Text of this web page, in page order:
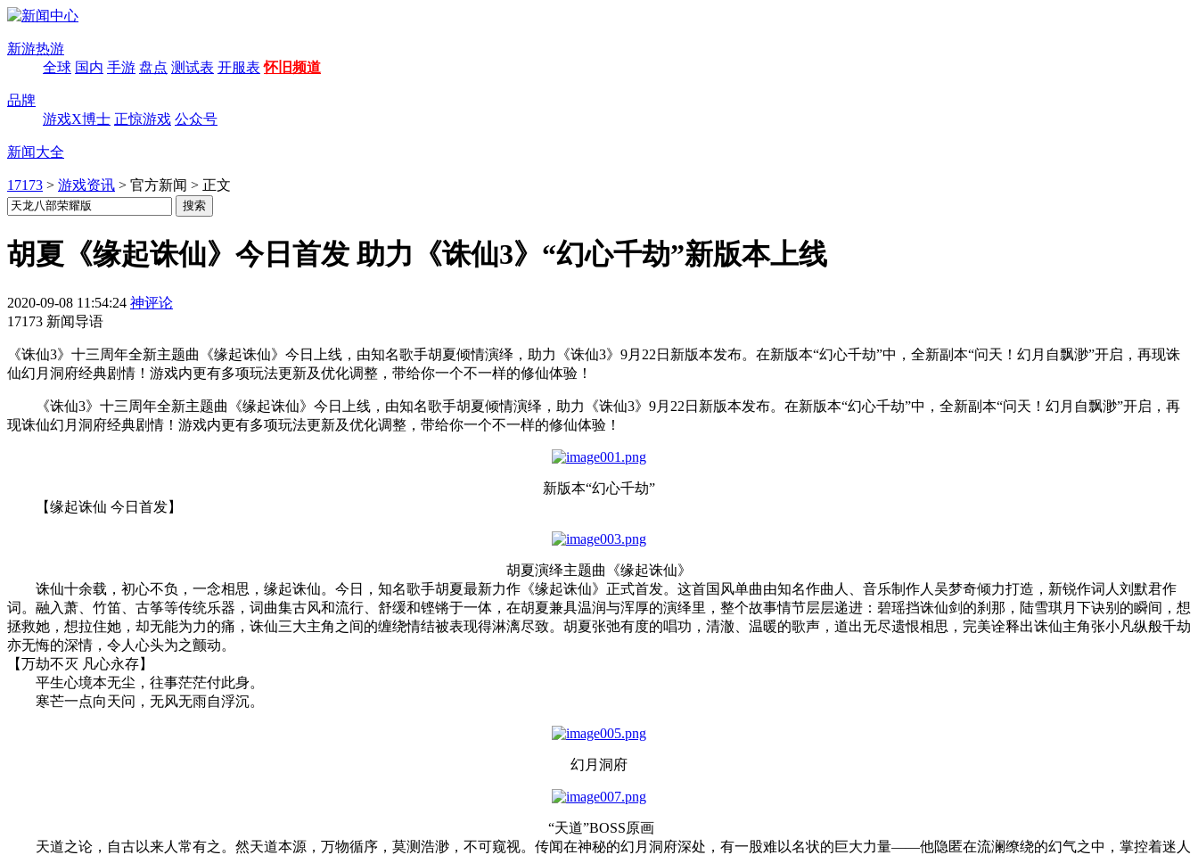
新游热游
全球 国内 手游 盘点 测试表 开服表 怀旧频道
品牌
游戏X博士 正惊游戏 公众号
新闻大全
17173 > 游戏资讯 > 官方新闻 > 正文
胡夏《缘起诛仙》今日首发 助力《诛仙3》“幻心千劫”新版本上线
2020-09-08 11:54:24 神评论
17173 新闻导语
《诛仙3》十三周年全新主题曲《缘起诛仙》今日上线，由知名歌手胡夏倾情演绎，助力《诛仙3》9月22日新版本发布。在新版本“幻心千劫”中，全新副本“问天！幻月自飘渺”开启，再现诛
仙幻月洞府经典剧情！游戏内更有多项玩法更新及优化调整，带给你一个不一样的修仙体验！
《诛仙3》十三周年全新主题曲《缘起诛仙》今日上线，由知名歌手胡夏倾情演绎，助力《诛仙3》9月22日新版本发布。在新版本“幻心千劫”中，全新副本“问天！幻月自飘渺”开启，再
现诛仙幻月洞府经典剧情！游戏内更有多项玩法更新及优化调整，带给你一个不一样的修仙体验！
新版本“幻心千劫”
【缘起诛仙 今日首发】
胡夏演绎主题曲《缘起诛仙》
诛仙十余载，初心不负，一念相思，缘起诛仙。今日，知名歌手胡夏最新力作《缘起诛仙》正式首发。这首国风单曲由知名作曲人、音乐制作人吴梦奇倾力打造，新锐作词人刘默君作
词。融入萧、竹笛、古筝等传统乐器，词曲集古风和流行、舒缓和铿锵于一体，在胡夏兼具温润与浑厚的演绎里，整个故事情节层层递进：碧瑶挡诛仙剑的刹那，陆雪琪月下诀别的瞬间，想
拯救她，想拉住她，却无能为力的痛，诛仙三大主角之间的缠绕情结被表现得淋漓尽致。胡夏张弛有度的唱功，清澈、温暖的歌声，道出无尽遗恨相思，完美诠释出诛仙主角张小凡纵般千劫
亦无悔的深情，令人心头为之颤动。
【万劫不灭 凡心永存】
平生心境本无尘，往事茫茫付此身。
寒芒一点向天问，无风无雨自浮沉。
幻月洞府
“天道”BOSS原画
天道之论，自古以来人常有之。然天道本源，万物循序，莫测浩渺，不可窥视。传闻在神秘的幻月洞府深处，有一股难以名状的巨大力量——他隐匿在流澜缭绕的幻气之中，掌控着迷人